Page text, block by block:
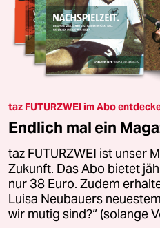
taz FUTURZWEI im Abo
Endlich mal ein
taz FUTURZWEI ist unser
Zukunft. Das Abo bietet
nur 38 Euro. Zudem
Luisa Neubauers
wir mutig sind?“ (solange